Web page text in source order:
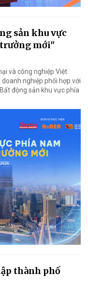
sản khu vực
mới"
và công nghiệp Việt
doanh nghiệp phối hợp với
động sản khu vực phía
thành phố